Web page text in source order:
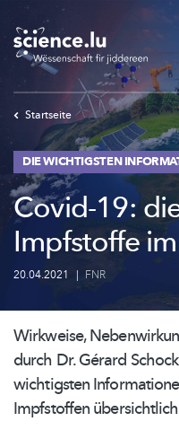
to
main
content
Startseite
DIE WICHTIGSTEN
Covid-19:
Impfstoffe
20.04.2021 | FNR
Wirkweise,
durch Dr. Gérard
wichtigsten
Impfstoffen übersichtlich